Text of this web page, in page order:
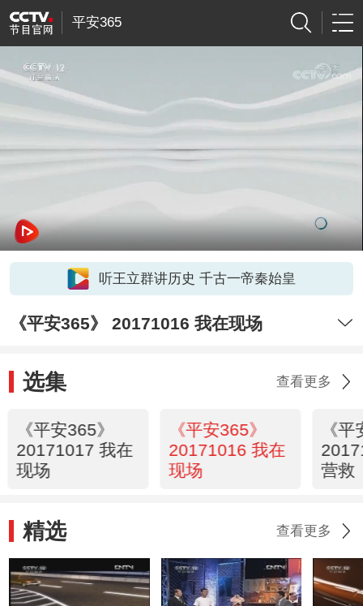
平安365
听王立群讲历史 千古一帝秦始皇
《平安365》 20171016 我在现场
选集 查看更多
《平安365》
20171017 我在
现场
《平安365》
20171016 我在
现场
《
营救
精选 查看更多